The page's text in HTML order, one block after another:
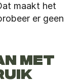
maakt het
er geen
MET